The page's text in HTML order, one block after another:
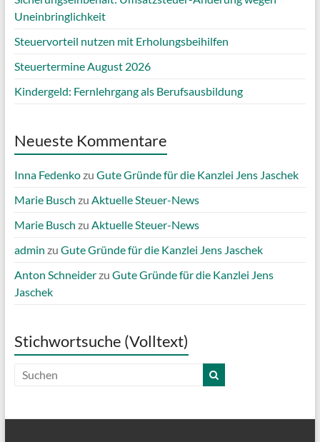
Uneinbringlichkeit
Steuervorteil nutzen mit Erholungsbeihilfen
Steuertermine August 2026
Kindergeld: Fernlehrgang als Berufsausbildung
Neueste Kommentare
Inna Fedenkozu Gute Gründe für die Kanzlei Jens Jaschek
Marie Busch zu Aktuelle Steuer-News
Marie Busch zu Aktuelle Steuer-News
admin zu Gute Gründe für die Kanzlei Jens Jaschek
Anton Schneiderzu Gute Gründe für die Kanzlei Jens
Jaschek
Stichwortsuche (Volltext)